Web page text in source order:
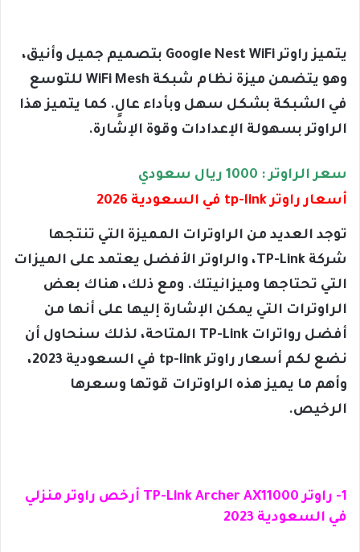
يتميز راوتر Google Nest WiFi بتصميم جميل وأنيق،
وهو يتضمن ميزة نظام شبكة WiFi Mesh للتوسع
في الشبكة بشكل سهل وبأداء عالٍ. كما يتميز هذا
الراوتر بسهولة الإعدادات وقوة الإشارة.
سعر الراوتر : 1000 ريال سعودي
أسعار راوتر tp-link في السعودية 2026
توجد العديد من الراوترات المميزة التي تنتجها
شركة TP-Link، والراوتر الأفضل يعتمد على الميزات
التي تحتاجها وميزانيتك. ومع ذلك، هناك بعض
الراوترات التي يمكن الإشارة إليها على أنها من
أفضل رواترات TP-Link المتاحة، لذلك سنحاول أن
نضع لكم أسعار راوتر tp-link في السعودية 2023،
وأهم ما يميز هذه الراوترات قوتها وسعرها
الرخيص.
1- راوتر TP-Link Archer AX11000 أرخص راوتر منزلي
في السعودية 2023